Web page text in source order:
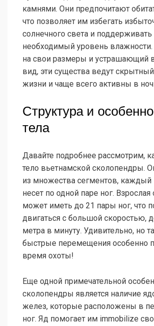
камнями. Они предпочитают
что позволяет им избегать
солнечного света и поддерживать
необходимый уровень
на свои размеры и устрашающий
вид, эти существа ведут
жизни и чаще всего активны в
Структура и
тела
Давайте подробнее рассмотрим,
тело вьетнамской сколопендры.
из множества сегментов, каждый
несет по одной паре ног. Взрослая
может иметь до 21 пары ног, что
двигаться с большой скоростью,
метра в минуту. Удивительно, но
быстрые перемещения особенно
время охоты!
Еще одной примечательной
сколопендры является наличие
желез, которые расположены в
ног. Яд помогает им immobilize